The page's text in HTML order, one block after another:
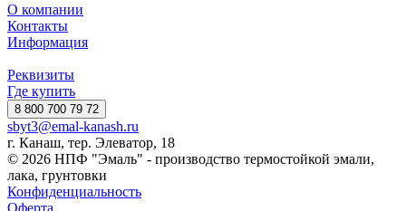
О компании
Контакты
Информация
Реквизиты
Где купить
8 800 700 79 72
sbyt3@emal-kanash.ru
г. Канаш, тер. Элеватор, 18
© 2026 НПФ "Эмаль" - производство термостойкой эмали,
лака, грунтовки
Конфиденциальность
Оферта